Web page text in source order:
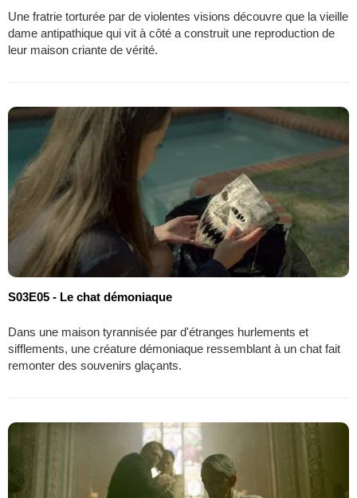
Une fratrie torturée par de violentes visions découvre que la vieille
dame antipathique qui vit à côté a construit une reproduction de
leur maison criante de vérité.
S03E05 - Le chat démoniaque
Dans une maison tyrannisée par d'étranges hurlements et
sifflements, une créature démoniaque ressemblant à un chat fait
remonter des souvenirs glaçants.